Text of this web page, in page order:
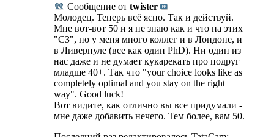
Сообщение от twister
Молодец. Теперь всё ясно. Так и действуй.
Мне вот-вот 50 и я не знаю как и что на этих
"СЗ", но у меня много коллег и в Лондоне, и
в Ливерпуле (все как один PhD). Ни один из
нас даже и не думает кукарекать про подруг
младше 40+. Так что "your choice looks like as
completely optimal and you stay on the right
way". Good luck!
Вот видите, как отлично вы все придумали -
мне даже добавить нечего. Тем более, вам 50.